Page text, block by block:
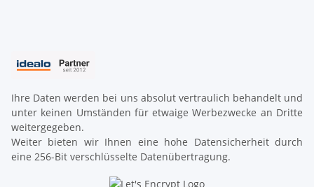
Ihre Daten werden bei uns absolut vertraulich behandelt und
unter keinen Umständen für etwaige Werbezwecke an Dritte
weitergegeben.
Weiter bieten wir Ihnen eine hohe Datensicherheit durch
eine 256-Bit verschlüsselte Datenübertragung.